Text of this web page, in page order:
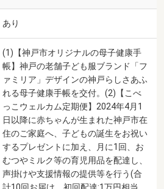
あり
(1)【神戸市オリジナルの母子健康手
帳】神戸の老舗子ども服ブランド「フ
ァミリア」デザインの神戸らしさあふ
れる母子健康手帳を交付。(2)【こべ
っこウェルカム定期便】2024年4月1
日以降に赤ちゃんが生まれた神戸市在
住のご家庭へ、子どもの誕生をお祝い
するプレゼントに加え、月に1回、お
むつやミルク等の育児用品を配達し、
声掛けや支援情報の提供等を行う(合